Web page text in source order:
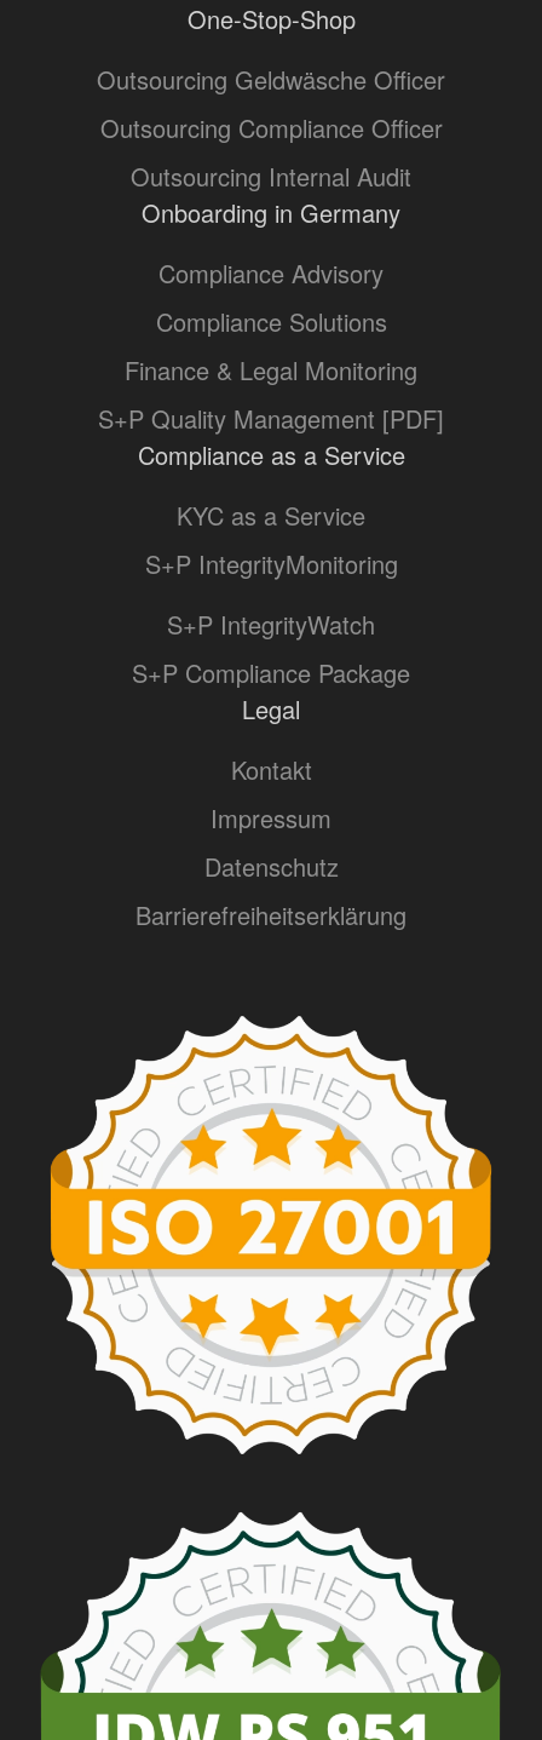
One-Stop-Shop
Outsourcing Geldwäsche Officer
Outsourcing Compliance Officer
Outsourcing Internal Audit
Onboarding in Germany
Compliance Advisory
Compliance Solutions
Finance & Legal Monitoring
S+P Quality Management [PDF]
Compliance as a Service
KYC as a Service
S+P IntegrityMonitoring
S+P IntegrityWatch
S+P Compliance Package
Legal
Kontakt
Impressum
Datenschutz
Barrierefreiheitserklärung